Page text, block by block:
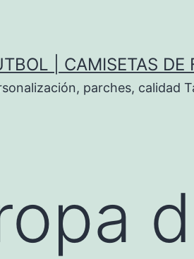
| CAMISETAS DE
parches, calidad